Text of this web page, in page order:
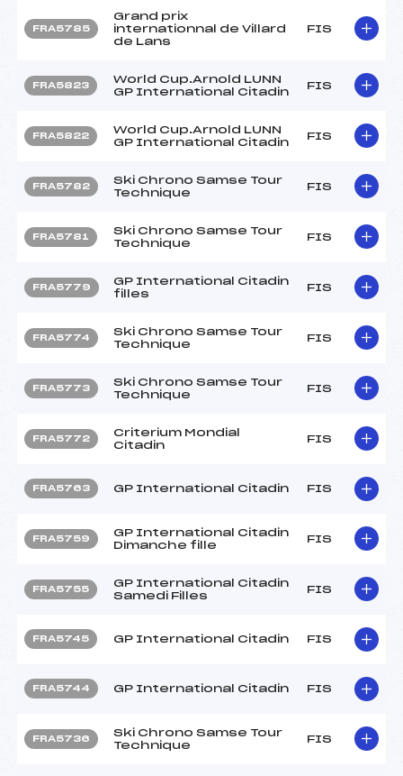
FRA5785
Grand prix
internationnal de Villard
de Lans
FIS
FRA5823
World Cup.Arnold LUNN
GP International Citadin
FIS
FRA5822
World Cup.Arnold LUNN
GP International Citadin
FIS
FRA5782
Ski Chrono Samse Tour
Technique
FIS
FRA5781
Ski Chrono Samse Tour
Technique
FIS
FRA5779
GP International Citadin
filles
FIS
FRA5774
Ski Chrono Samse Tour
Technique
FIS
FRA5773
Ski Chrono Samse Tour
Technique
FIS
FRA5772
Criterium Mondial
Citadin
FIS
FRA5763 GP International Citadin FIS
FRA5759
GP International Citadin
Dimanche fille
FIS
FRA5755
GP International Citadin
Samedi Filles
FIS
FRA5745 GP International Citadin FIS
FRA5744 GP International Citadin FIS
FRA5736
Ski Chrono Samse Tour
Technique
FIS